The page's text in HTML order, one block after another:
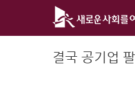
결국 공기업